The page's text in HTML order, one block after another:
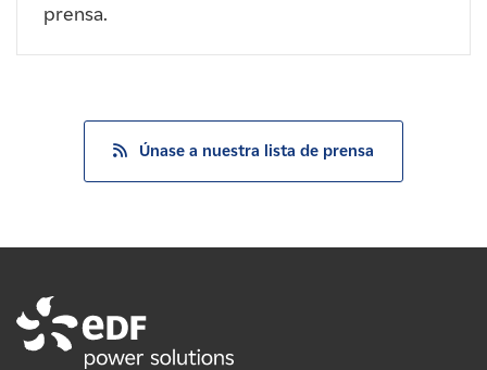
prensa.
Únase a nuestra lista de prensa